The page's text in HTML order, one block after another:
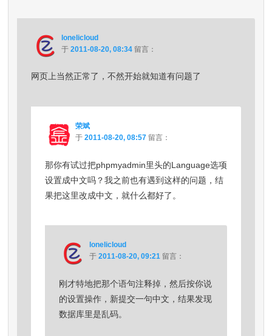
lonelicloud
于2011-08-20, 08:34 留言：
网页上当然正常了，不然开始就知道有问题了
荣斌
于 2011-08-20, 08:57 留言：
那你有试过把phpmyadmin里头的Language选项
设置成中文吗？我之前也有遇到这样的问题，结
果把这里改成中文，就什么都好了。
lonelicloud
于 2011-08-20, 09:21 留言：
刚才特地把那个语句注释掉，然后按你说
的设置操作，新提交一句中文，结果发现
数据库里是乱码。